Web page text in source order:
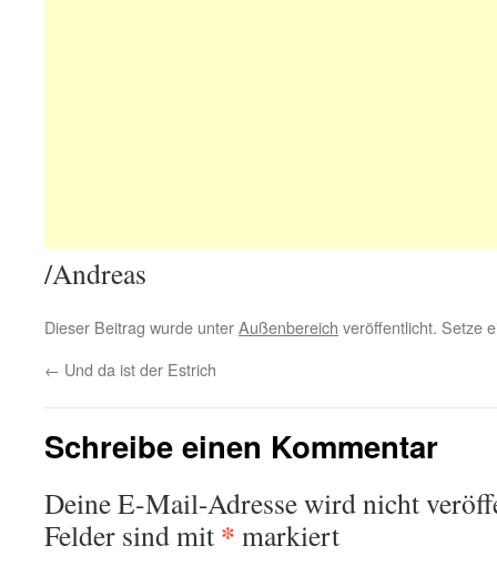
/Andreas
Dieser Beitrag wurde unterAußenbereich veröffentlicht. Setze
← Und da ist der Estrich
Schreibe einen Kommentar
Deine E-Mail-Adresse wird nicht
Felder sind mit * markiert